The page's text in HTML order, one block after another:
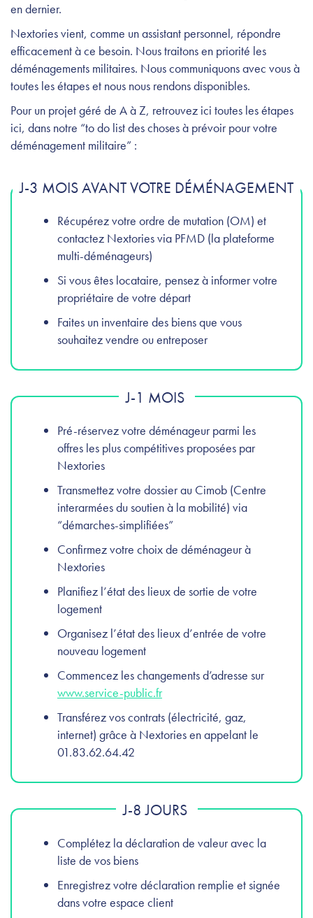
en dernier.
Nextories vient, comme un assistant personnel, répondre
efficacement à ce besoin. Nous traitonsen priorité les
déménagements militaires. Nous communiquons avec vous à
toutes les étapes et nous nous rendons disponibles.
Pour un projet géré de A à Z, retrouvez ici toutes les étapes
ici, dans notre “to do list des choses à prévoir pour votre
déménagement militaire” :
J-3 MOIS AVANT VOTRE DÉMÉNAGEMENT
Récupérez votre ordre de mutation (OM) et
contactez Nextories via PFMD (la plateforme
multi-déménageurs)
Si vous êtes locataire, pensez à informer votre
propriétaire de votre départ
Faites un inventaire des biens que vous
souhaitez vendre ou entreposer
J-1 MOIS
Pré-réservez votre déménageur parmi les
offres les plus compétitives proposées par
Nextories
Transmettez votre dossier au Cimob (Centre
interarmées du soutien à la mobilité) via
“démarches-simplifiées”
Confirmez votre choix de déménageur à
Nextories
Planifiez l’état des lieux de sortie de votre
logement
Organisez l’état des lieux d’entrée de votre
nouveau logement
Commencez les changements d’adresse sur
www.service-public.fr
Transférez vos contrats (électricité, gaz,
internet) grâce à Nextories en appelant le
01.83.62.64.42
J-8 JOURS
Complétez la déclaration de valeur avec la
liste de vos biens
Enregistrez votre déclaration remplie et signée
dans votre espace client